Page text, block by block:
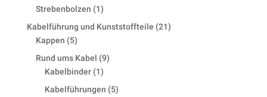
products
Strebenbolzen 11
product
Kabelführung und Kunststoffteile 2121
Kappen 55
products
Rund ums Kabel 99
Kabelbinder 11
product
Kabelführungen 55